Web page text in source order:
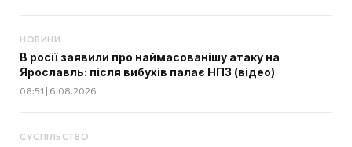
НОВИНИ
В росії заявили про наймасованішу атаку на
Ярославль: після вибухів палає НПЗ (відео)
08:51 | 6.08.2026
СУСПІЛЬСТВО